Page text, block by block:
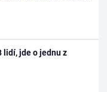
lidí, jde o jednu z